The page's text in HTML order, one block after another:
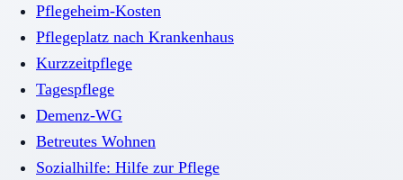
Pflegeheim-Kosten
Pflegeplatz nach Krankenhaus
Kurzzeitpflege
Tagespflege
Demenz-WG
Betreutes Wohnen
Sozialhilfe: Hilfe zur Pflege